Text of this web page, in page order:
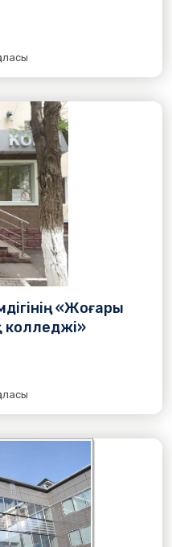
«Жоғары